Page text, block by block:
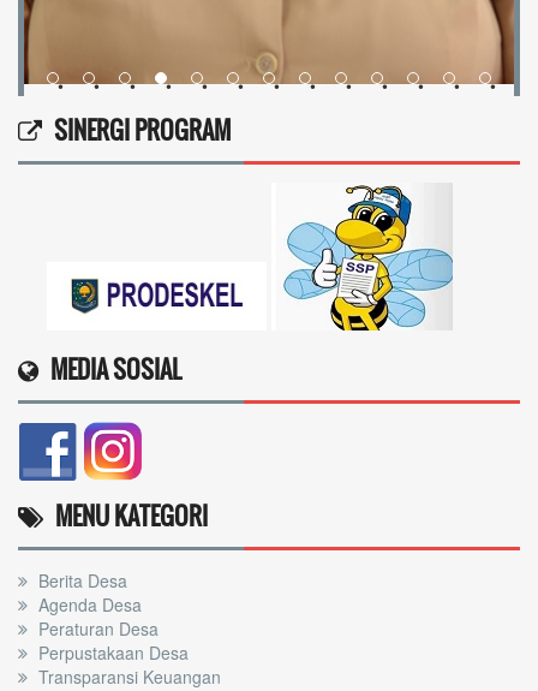
• • • • • • • • • • • • •
SINERGI PROGRAM
MEDIA SOSIAL
MENU KATEGORI
Berita Desa
Agenda Desa
Peraturan Desa
Perpustakaan Desa
Transparansi Keuangan